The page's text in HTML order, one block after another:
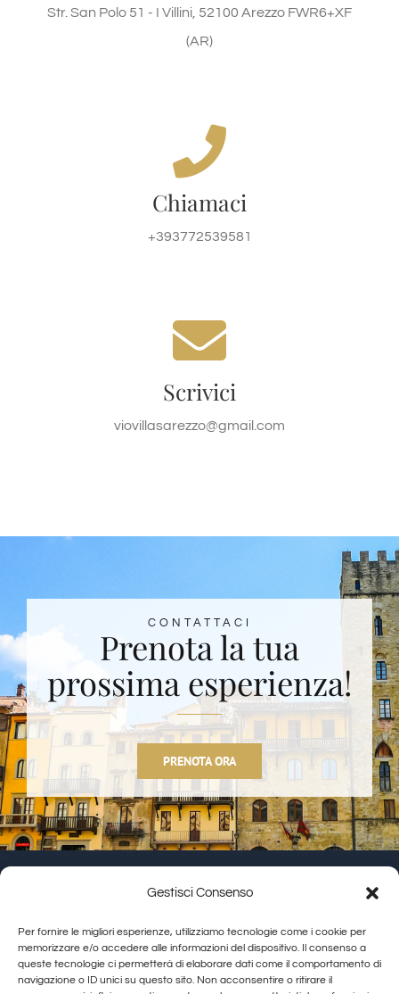
Gestisci Consenso
Per fornire le migliori esperienze, utilizziamo tecnologie come i cookie per
memorizzare e/o accedere alle informazioni del dispositivo. Il consenso a
queste tecnologie ci permetterà di elaborare dati come il comportamento di
navigazione o ID unici su questo sito. Non acconsentire o ritirare il
Str. San Polo 51 - I Villini, 52100 Arezzo FWR6+XF
(AR)
DOVE SIAMO
Chiamaci
+393772539581
Chiamaci oggi!
+393772539581
Scrivici
viovillasarezzo@gmail.com
viovillasarezzo@gmail.com
viovillasarezzo@gmail.com
CONTATTACI
Prenota la tua
prossima esperienza!
PRENOTA ORA
Calamandrei 145 Arezzo (AR) |Cookie Policy|Privacy
Policy